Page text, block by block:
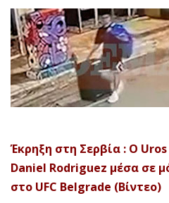
Έκρηξη στη Σερβία : Ο
Daniel Rodriguez μέσα σε
στο UFC Belgrade (Βίντεο)